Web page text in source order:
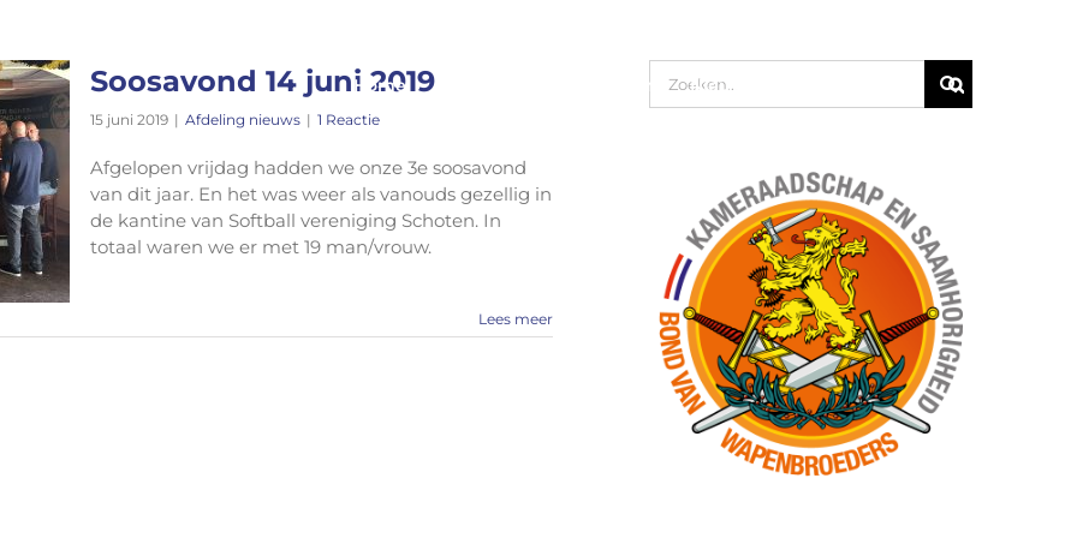
Home Activiteiten Nieuws
Soosavond 14 juni 2019
15 juni 2019 | Afdeling nieuws | 1 Reactie
Afgelopen vrijdag hadden we onze 3e soosavond
van dit jaar. En het was weer als vanouds gezellig in
de kantine van Softball vereniging Schoten. In
totaal waren we er met 19 man/vrouw.
Lees meer
naar: